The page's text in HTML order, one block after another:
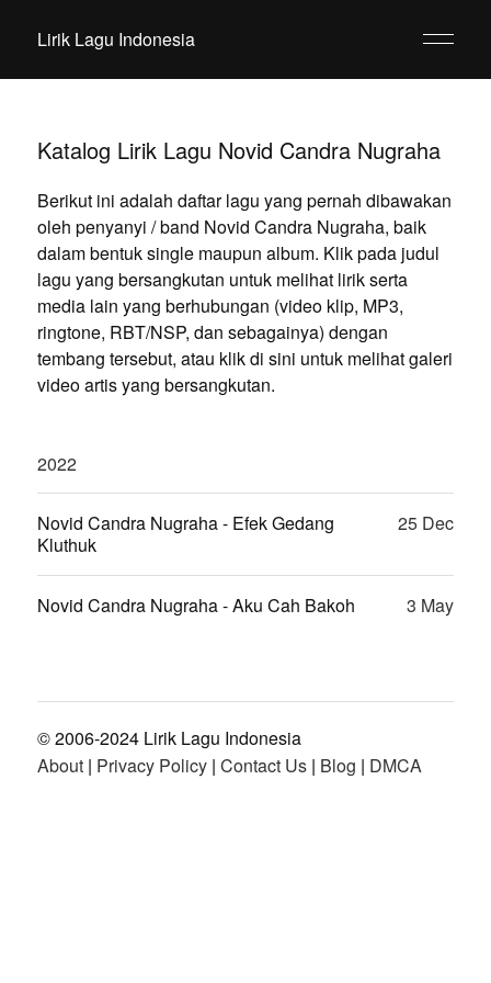
Lirik Lagu Indonesia
Katalog Lirik Lagu Novid Candra Nugraha
Berikut ini adalah daftar lagu yang pernah dibawakan
oleh penyanyi / band Novid Candra Nugraha, baik
dalam bentuk single maupun album. Klik pada judul
lagu yang bersangkutan untuk melihat lirik serta
media lain yang berhubungan (video klip, MP3,
ringtone, RBT/NSP, dan sebagainya) dengan
tembang tersebut, atau klik di sini untuk melihat galeri
video artis yang bersangkutan.
2022
Novid Candra Nugraha - Efek Gedang
Kluthuk
25 Dec
Novid Candra Nugraha - Aku Cah Bakoh 3 May
© 2006-2024 Lirik Lagu Indonesia
About| Privacy Policy| Contact Us| Blog | DMCA